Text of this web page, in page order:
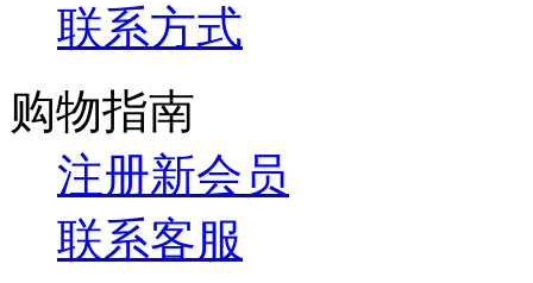
联系方式
购物指南
注册新会员
联系客服